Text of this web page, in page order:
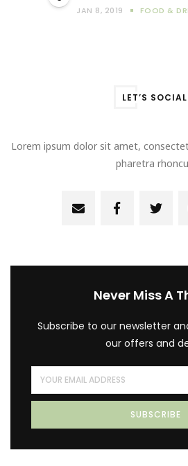
JAN 8, 2019 FOOD &
LET’S
Lorem ipsum dolor sit amet,
pharetra
Never Miss A
Subscribe to our newsletter
our offers and